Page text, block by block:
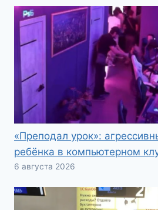
«Преподал урок»:
ребёнка в компьютерном
6 августа 2026